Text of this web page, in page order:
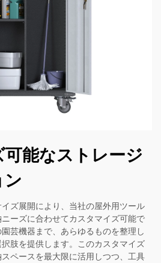
能なストレージ
ン
ズ展開により、当社の屋外用ツール
ーズに合わせてカスタマイズ可能で
芸機器まで、あらゆるものを整理し
肢を提供します。このカスタマイズ
ペースを最大限に活用しつつ、工具